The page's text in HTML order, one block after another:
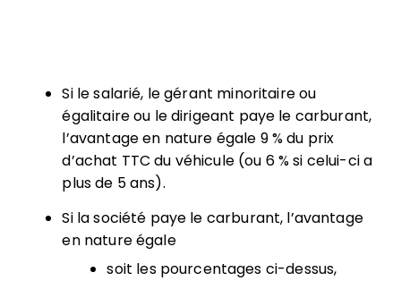
Si le salarié, le gérant minoritaire ou
égalitaire ou le dirigeant paye le carburant,
l’avantage en nature égale 9 % du prix
d’achat TTC du véhicule (ou 6 % si celui-ci a
plus de 5 ans).
Si la société paye le carburant, l’avantage
en nature égale
soit les pourcentages ci-dessus,